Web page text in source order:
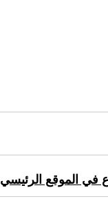
في الموقع الرئيسي